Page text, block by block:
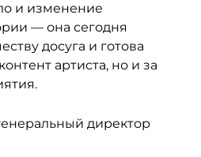
и изменение
— она сегодня
досуга и готова
артиста, но и за